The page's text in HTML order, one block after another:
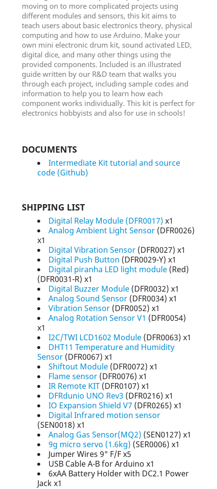
moving on to more complicated projects using
different modules and sensors, this kit aims to
teach users about basic electronics theory, physical
computing and how to use Arduino. Make your
own mini electronic drum kit, sound activated LED,
digital dice, and many other things using the
provided components. Included is an illustrated
guide written by our R&D team that walks you
through each project, including sample codes and
information to help you to learn how each
component works individually. This kit is perfect for
electronics hobbyists and also for use in schools!
DOCUMENTS
Intermediate Kit tutorial and source
code (Github)
SHIPPING LIST
Digital Relay Module (DFR0017) x1
Analog Ambient Light Sensor (DFR0026)
x1
Digital Vibration Sensor (DFR0027) x1
Digital Push Button (DFR0029-Y) x1
Digital piranha LED light module (Red)
(DFR0031-R) x1
Digital Buzzer Module (DFR0032) x1
Analog Sound Sensor (DFR0034) x1
Vibration Sensor (DFR0052) x1
Analog Rotation Sensor V1 (DFR0054)
x1
I2C/TWI LCD1602 Module (DFR0063) x1
DHT11 Temperature and Humidity
Sensor (DFR0067) x1
Shiftout Module (DFR0072) x1
Flame sensor (DFR0076) x1
IR Remote KIT (DFR0107) x1
DFRdunio UNO Rev3 (DFR0216) x1
IO Expansion Shield V7 (DFR0265) x1
Digital Infrared motion sensor
(SEN0018) x1
Analog Gas Sensor(MQ2) (SEN0127) x1
9g micro servo (1.6kg) (SER0006) x1
Jumper Wires 9" F/F x5
USB Cable A-B for Arduino x1
6xAA Battery Holder with DC2.1 Power
Jack x1